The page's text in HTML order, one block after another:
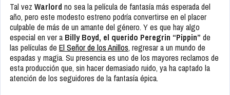
Tal vez Warlord no sea la película de fantasía más esperada del
año, pero este modesto estreno podría convertirse en el placer
culpable de más de un amante del género. Y es que hay algo
especial en ver a Billy Boyd, el querido Peregrin “Pippin” de
las películas de El Señor de los Anillos, regresar a un mundo de
espadas y magia. Su presencia es uno de los mayores reclamos de
esta producción que, sin hacer demasiado ruido, ya ha captado la
atención de los seguidores de la fantasía épica.